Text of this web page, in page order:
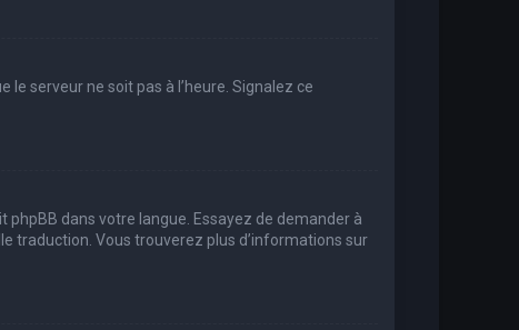
serveur ne soit pas à l’heure. Signalez ce
phpBB dans votre langue. Essayez de demander à
traduction. Vous trouverez plus d’informations sur